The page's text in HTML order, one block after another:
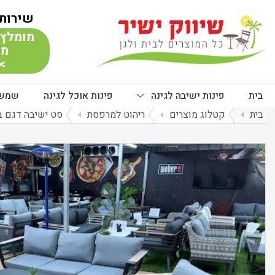
בית פינות ישיבה לגינה פינות אוכל לגינה
בית arrow_left קטלוג מוצרים arrow_left ריהוט למרפסת arrow_left סט ישיבה דגם